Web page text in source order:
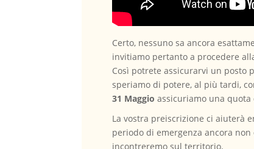
Certo, nessuno sa ancora
invitiamo pertanto a procedere alla
Così potrete assicurarvi un posto
speriamo di potere, al più tardi,
31 Maggio assicuriamo una
La vostra preiscrizione ci aiuterà
periodo di emergenza ancora
incontreremo sul territorio.